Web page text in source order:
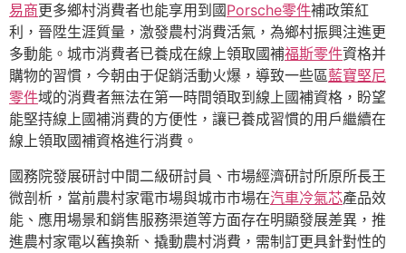
易商更多鄉村消費者也能享用到國Porsche零件補政策紅
利，晉陞生涯質量，激發農村消費活氣，為鄉村振興注進更
多動能。城市消費者已養成在線上領取國補福斯零件資格并
購物的習慣，今朝由于促銷活動火爆，導致一些區藍寶堅尼
零件域的消費者無法在第一時間領取到線上國補資格，盼望
能堅持線上國補消費的方便性，讓已養成習慣的用戶繼續在
線上領取國補資格進行消費。
國務院發展研討中間二級研討員、市場經濟研討所原所長王
微剖析，當前農村家電市場與城市市場在汽車冷氣芯產品效
能、應用場景和銷售服務渠道等方面存在明顯發展差異，推
進農村家電以舊換新、撬動農村消費，需制訂更具針對性的